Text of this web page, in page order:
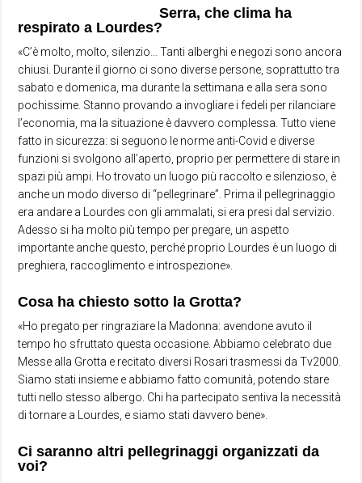
Serra, che clima ha
respirato a Lourdes?
«C’è molto, molto, silenzio… Tanti alberghi e negozi sono ancora
chiusi. Durante il giorno ci sono diverse persone, soprattutto tra
sabato e domenica, ma durante la settimana e alla sera sono
pochissime. Stanno provando a invogliare i fedeli per rilanciare
l’economia, ma la situazione è davvero complessa. Tutto viene
fatto in sicurezza: si seguono le norme anti-Covid e diverse
funzioni si svolgono all’aperto, proprio per permettere di stare in
spazi più ampi. Ho trovato un luogo più raccolto e silenzioso, è
anche un modo diverso di “pellegrinare”. Prima il pellegrinaggio
era andare a Lourdes con gli ammalati, si era presi dal servizio.
Adesso si ha molto più tempo per pregare, un aspetto
importante anche questo, perché proprio Lourdes è un luogo di
preghiera, raccoglimento e introspezione».
Cosa ha chiesto sotto la Grotta?
«Ho pregato per ringraziare la Madonna: avendone avuto il
tempo ho sfruttato questa occasione. Abbiamo celebrato due
Messe alla Grotta e recitato diversi Rosari trasmessi da Tv2000.
Siamo stati insieme e abbiamo fatto comunità, potendo stare
tutti nello stesso albergo. Chi ha partecipato sentiva la necessità
di tornare a Lourdes, e siamo stati davvero bene».
Ci saranno altri pellegrinaggi organizzati da
voi?